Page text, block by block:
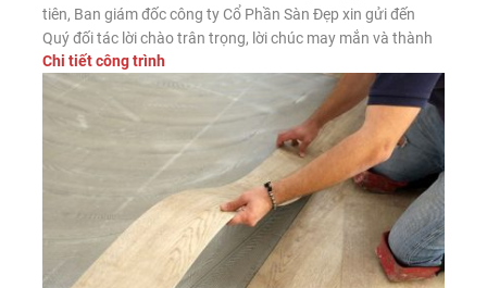
tiên, Ban giám đốc công ty Cổ Phần Sàn Đẹp xin gửi đến
Quý đối tác lời chào trân trọng, lời chúc may mắn và thành
công. Công ty CP Sàn Đẹp là đơn vị nhập khẩu, phân phối
sàn gỗ công nghiệp, […]
Chi tiết công trình